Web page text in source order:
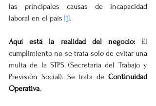
las principales causas de incapacidad
laboral en el país [1] .
Aquí está la realidad del negocio: El
cumplimiento no se trata solo de evitar una
multa de la STPS (Secretaría del Trabajo y
Previsión Social). Se trata de Continuidad
Operativa.